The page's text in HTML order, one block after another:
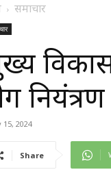
समाचार
15, 2024
Share